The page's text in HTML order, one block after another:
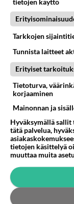
parisuhteelle
varmemmin.
paritkin
Mietin myös
ainakin on
hellyyttä
en tarvitse
hellyyteen.
myös täysin
siihen
Äänestä
tietojen käyttö
Tarkkojen
Tunnista laitteet
Erityiset
Tietoturva,
korjaaminen
Mainonnan ja
Hyväksymällä sallit
tätä palvelua,
tietojen käsittelyä
muuttaa muita